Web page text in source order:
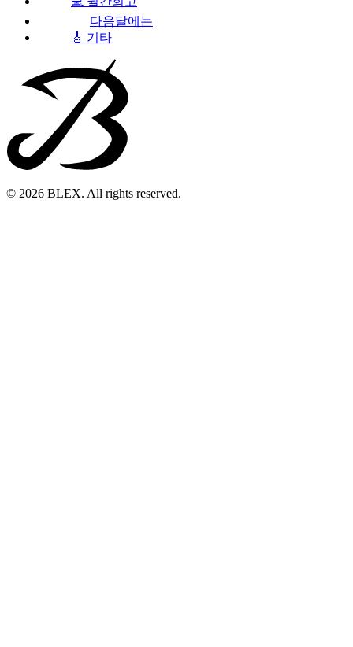
다음달에는
🎸 기타
© 2026 BLEX. All rights reserved.